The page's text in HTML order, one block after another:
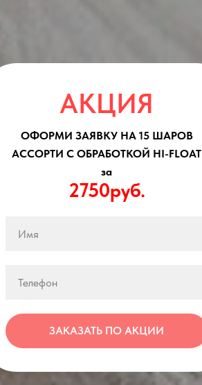
АКЦИЯ
ОФОРМИ ЗАЯВКУ НА 15 ШАРОВ
АССОРТИ С ОБРАБОТКОЙ HI-FLOAT
за
2750руб.
ЗАКАЗАТЬ ПО АКЦИИ